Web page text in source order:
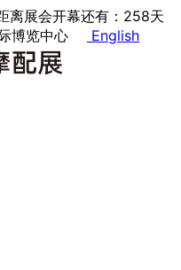
离展会开幕还有：258天
博览中心 English